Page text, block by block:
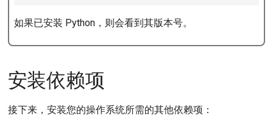
如果已安装 Python，则会看到其版本号。
安装依赖项
接下来，安装您的操作系统所需的其他依赖项：